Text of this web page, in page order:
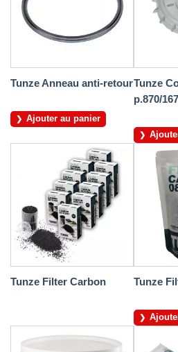
Tunze Anneau anti-retour
Ajouter au panier
Tunze
p.870/
Tunze Filter Carbon Tunze